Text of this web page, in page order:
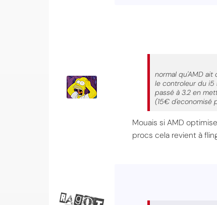
normal qu'AMD
le controleur du i5
passé à 3.2 en
(15€ d'economisé
Mouais si AMD
procs cela revient à